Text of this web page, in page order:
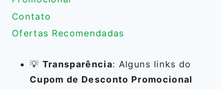
Contato
Ofertas Recomendadas
💡 Transparência: Alguns links do
Cupom de Desconto Promocional